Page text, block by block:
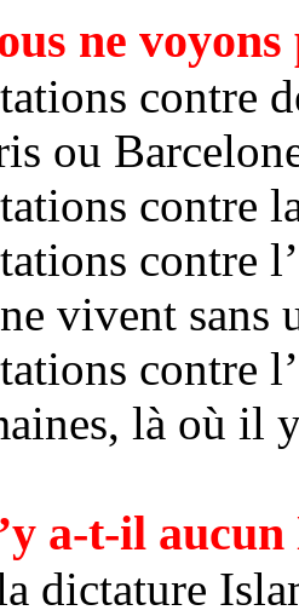
ne
contre
ou
contre
contre
vivent sans
contre
là où il
a-t-il aucun
dictature